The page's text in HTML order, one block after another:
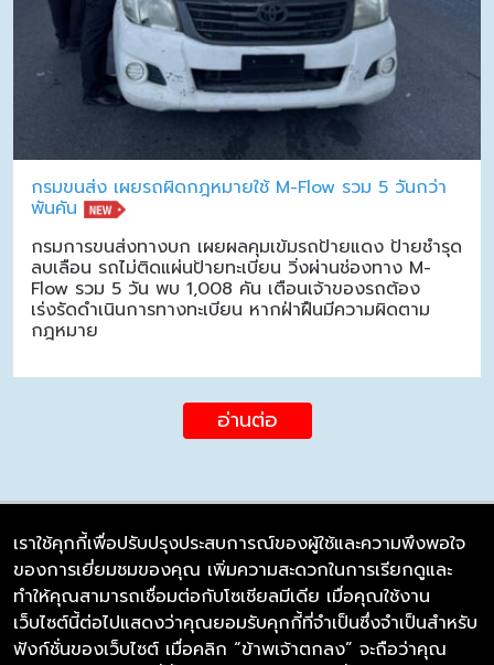
กรมขนส่ง เผยรถผิดกฎหมายใช้ M-Flow รวม 5 วันกว่า
พันคัน
กรมการขนส่งทางบก เผยผลคุมเข้มรถป้ายแดง ป้ายชำรุด
ลบเลือน รถไม่ติดแผ่นป้ายทะเบียน วิ่งผ่านช่องทาง M-
Flow รวม 5 วัน พบ 1,008 คัน เตือนเจ้าของรถต้อง
เร่งรัดดำเนินการทางทะเบียน หากฝ่าฝืนมีความผิดตาม
กฎหมาย
อ่านต่อ
บริษัท ซิมลิงค์ จำกัด
98/226 Bangrakyai-Baanmai Road,
Bangyai, Nonthaburi 11140
เราใช้คุกกี้เพื่อปรับปรุงประสบการณ์ของผู้ใช้และความพึงพอใจ
ของการเยี่ยมชมของคุณ เพิ่มความสะดวกในการเรียกดูและ
ทำให้คุณสามารถเชื่อมต่อกับโซเชียลมีเดีย เมื่อคุณใช้งาน
เว็บไซต์นี้ต่อไปแสดงว่าคุณยอมรับคุกกี้ที่จำเป็นซึ่งจำเป็นสำหรับ
ฟังก์ชั่นของเว็บไซต์ เมื่อคลิก “ข้าพเจ้าตกลง” จะถือว่าคุณ